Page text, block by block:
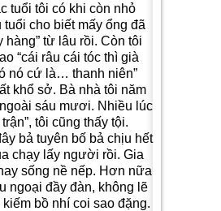
tuổi tôi có khi còn nhỏ
tuổi cho biết mấy ổng đã
hàng” từ lâu rồi. Còn tôi
“cái râu cái tóc thì già
nó cứ là… thanh niên”
khổ sở. Bà nhà tôi năm
sáu mươi. Nhiều lúc
tôi cũng thấy tội.
bả tuyên bố bả chịu hết
chạy lấy người rồi. Gia
sống nề nếp. Hơn nữa
ngoại đầy đàn, không lẽ
bồ nhí coi sao đặng.